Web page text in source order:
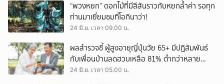
“พวงหยก” ดอกไม้ที่มีสีสันราวกับหยกล้ำค่า รอทุก
ท่านมาเยี่ยมชมที่โอกินาว่า!
24 มิ.ย. เวลา 09.00 น.
ผลสำรวจชี้ ผู้สูงอายุญี่ปุ่นวัย 65+ มีปฏิสัมพันธ์
กับเพื่อนบ้านลดฮวบเหลือ 81% ต่ำกว่าหลาย
ประเทศที่สูงเกิน 90%
24 มิ.ย. เวลา 05.00 น.